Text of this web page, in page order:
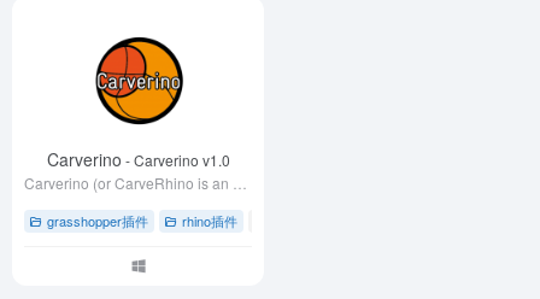
Carverino - Carverino v1.0
grasshopper插件 rhino插件